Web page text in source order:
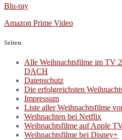
Blu-ray
Amazon Prime Video
Seiten
Alle Weihnachtsfilme im TV
DACH
Datenschutz
Die erfolgreichsten
Impressum
Liste aller Weihnachtsfilme
Weihnachten bei Netflix
Weihnachtsfilme auf Apple
Weihnachtsfilme bei Disney+